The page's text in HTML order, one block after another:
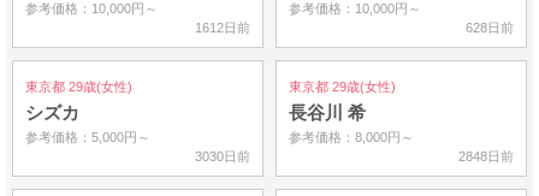
参考価格：10,000円～
1612日前
参考価格：10,000円～
628日前
東京都 29歳(女性)
シズカ
参考価格：5,000円～
3030日前
東京都 29歳(女性)
長谷川 希
参考価格：8,000円～
2848日前